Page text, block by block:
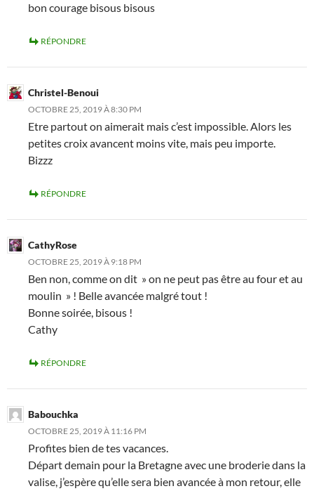
bon courage bisous bisous
RÉPONDRE
Christel-Benoui
OCTOBRE 25, 2019 À 8:30 PM
Etre partout on aimerait mais c’est impossible. Alors les
petites croix avancent moins vite, mais peu importe.
Bizzz
RÉPONDRE
CathyRose
OCTOBRE 25, 2019 À 9:18 PM
Ben non, comme on dit » on ne peut pas être au four et au
moulin » ! Belle avancée malgré tout !
Bonne soirée, bisous !
Cathy
RÉPONDRE
Babouchka
OCTOBRE 25, 2019 À 11:16 PM
Profites bien de tes vacances.
Départ demain pour la Bretagne avec une broderie dans la
valise, j’espère qu’elle sera bien avancée à mon retour, elle